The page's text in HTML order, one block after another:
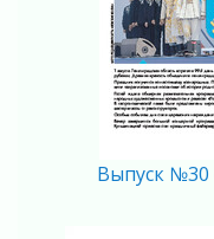
04 августа 2026
Вниманию
04 августа 2026
Память, сталь и
РегионВыпуск №30